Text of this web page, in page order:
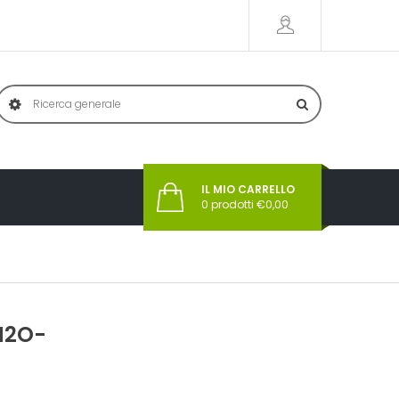
IL MIO CARRELLO
0 prodotti €0,00